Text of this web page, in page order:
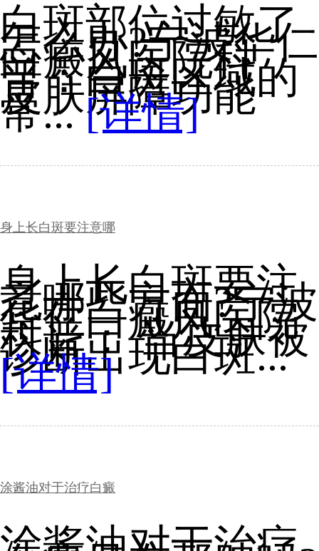
白斑部位过敏了
怎么办?宁波华仁
白癜风医院科
普：白斑区域的
皮肤屏障功能
常...[详情]
身上长白斑要注意哪
身上长白斑要注
意哪些方面?宁波
华仁白癜风医院
科普： 当皮肤被
诊断出现白斑...
[详情]
涂酱油对于治疗白癜